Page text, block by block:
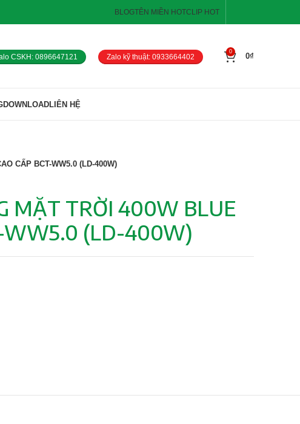
BLOGTÊN MIỀN HOTCLIP HOT
CSKH: 0896647121 Zalo kỹ thuật: 0933664402
0
0₫
DOWNLOADLIÊN HỆ
CẤP BCT-WW5.0 (LD-400W)
MẶT TRỜI 400W BLUE
WW5.0 (LD-400W)